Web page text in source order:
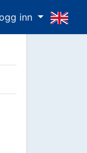
inn